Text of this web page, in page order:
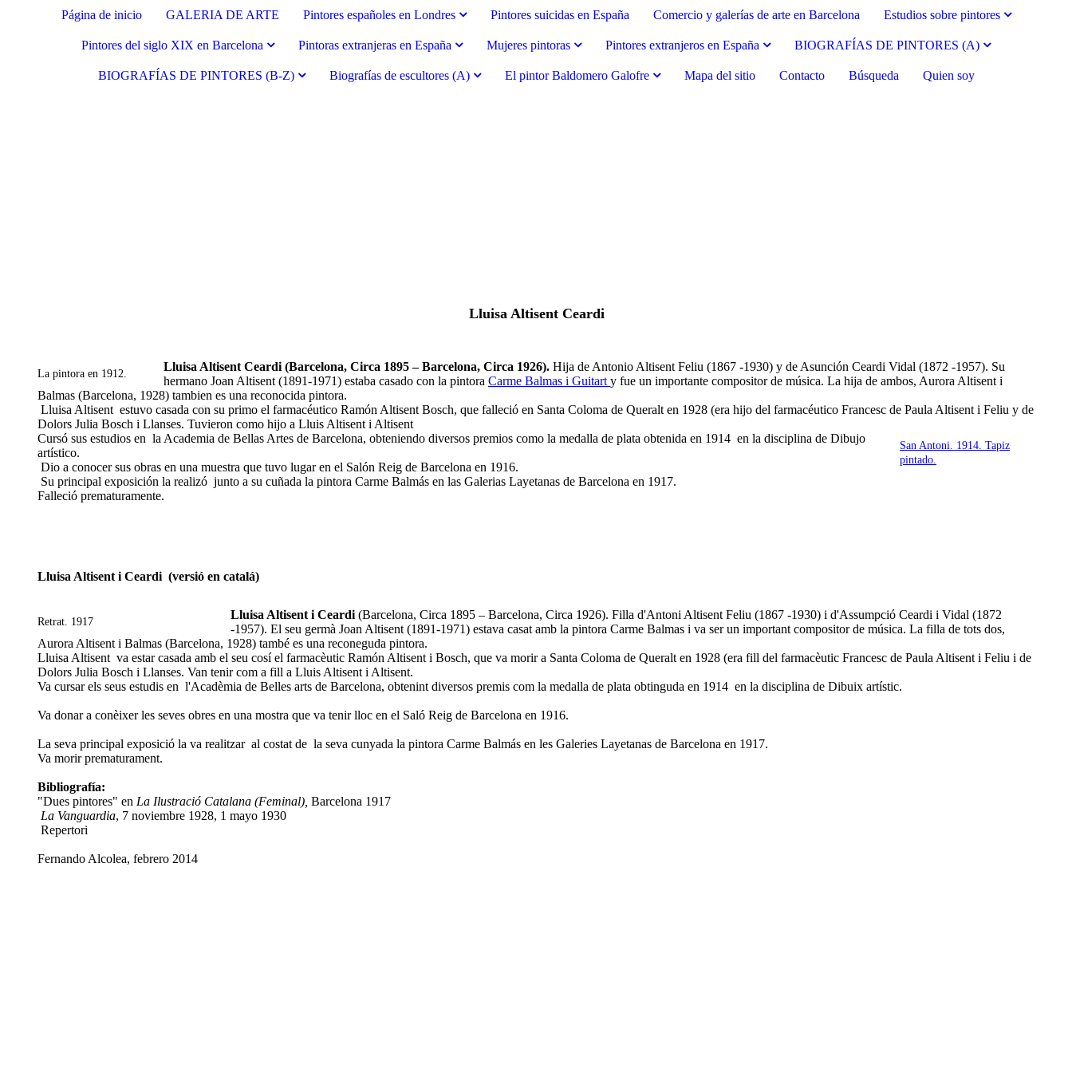
Página de inicio GALERIA DE ARTE Pintores españoles en Londres Pintores suicidas en España Comercio y galerías de arte en Barcelona Estudios sobre pintores
Pintores del siglo XIX en Barcelona Pintoras extranjeras en España Mujeres pintoras Pintores extranjeros en España BIOGRAFÍAS DE PINTORES (A)
BIOGRAFÍAS DE PINTORES (B-Z) Biografías de escultores (A) El pintor Baldomero Galofre Mapa del sitio Contacto Búsqueda Quien soy
Lluisa Altisent Ceardi
La pintora en 1912. Lluisa Altisent Ceardi (Barcelona, Circa 1895 – Barcelona, Circa 1926). Hija de Antonio Altisent Feliu (1867 -1930) y de Asunción Ceardi Vidal (1872 -1957). Su
hermano Joan Altisent (1891-1971) estaba casado con la pintora Carme Balmas i Guitart y fue un importante compositor de música. La hija de ambos, Aurora Altisent i
Balmas (Barcelona, 1928) tambien es una reconocida pintora.
Lluisa Altisent estuvo casada con su primo el farmacéutico Ramón Altisent Bosch, que falleció en Santa Coloma de Queralt en 1928 (era hijo del farmacéutico Francesc de Paula Altisent i Feliu y de
Dolors Julia Bosch i Llanses. Tuvieron como hijo a Lluis Altisent i Altisent
San Antoni. 1914. Tapiz
pintado.
Cursó sus estudios en la Academia de Bellas Artes de Barcelona, obteniendo diversos premios como la medalla de plata obtenida en 1914 en la disciplina de Dibujo
artístico.
Dio a conocer sus obras en una muestra que tuvo lugar en el Salón Reig de Barcelona en 1916.
Su principal exposición la realizó junto a su cuñada la pintora Carme Balmás en las Galerias Layetanas de Barcelona en 1917.
Falleció prematuramente.
Lluisa Altisent i Ceardi (versió en catalá)
Retrat. 1917 Lluisa Altisent i Ceardi (Barcelona, Circa 1895 – Barcelona, Circa 1926). Filla d'Antoni Altisent Feliu (1867 -1930) i d'Assumpció Ceardi i Vidal (1872
-1957). El seu germà Joan Altisent (1891-1971) estava casat amb la pintora Carme Balmas i va ser un important compositor de música. La filla de tots dos,
Aurora Altisent i Balmas (Barcelona, 1928) també es una reconeguda pintora.
Lluisa Altisent va estar casada amb el seu cosí el farmacèutic Ramón Altisent i Bosch, que va morir a Santa Coloma de Queralt en 1928 (era fill del farmacèutic Francesc de Paula Altisent i Feliu i de
Dolors Julia Bosch i Llanses. Van tenir com a fill a Lluis Altisent i Altisent.
Va cursar els seus estudis en l'Acadèmia de Belles arts de Barcelona, obtenint diversos premis com la medalla de plata obtinguda en 1914 en la disciplina de Dibuix artístic.
Va donar a conèixer les seves obres en una mostra que va tenir lloc en el Saló Reig de Barcelona en 1916.
La seva principal exposició la va realitzar al costat de la seva cunyada la pintora Carme Balmás en les Galeries Layetanas de Barcelona en 1917.
Va morir prematurament.
Bibliografía:
"Dues pintores" en La Ilustració Catalana (Feminal), Barcelona 1917
La Vanguardia, 7 noviembre 1928, 1 mayo 1930
Repertori
Fernando Alcolea, febrero 2014